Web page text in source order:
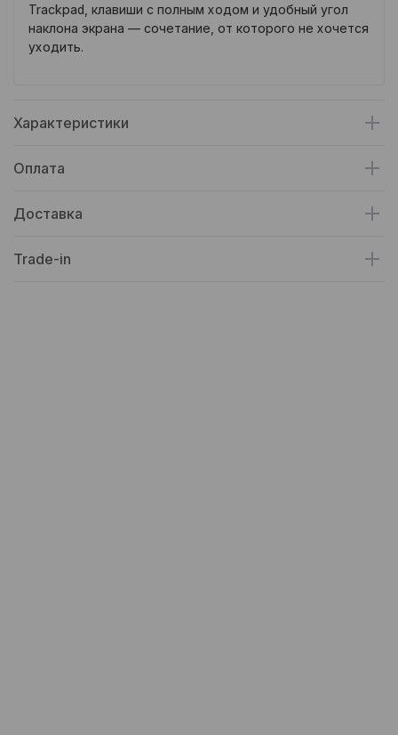
Trackpad, клавиши с полным ходом и удобный угол
наклона экрана — сочетание, от которого не хочется
уходить.
Характеристики
Оплата
Доставка
Trade-in